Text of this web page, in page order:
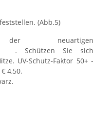
(Abb.5)
. Schützen Sie sich
UV-Schutz-Faktor 50+ -
4,50.